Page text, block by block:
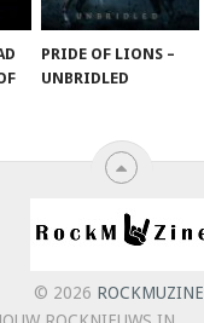
PRIDE OF LIONS –
UNBRIDLED
© 2026 ROCKMUZINE